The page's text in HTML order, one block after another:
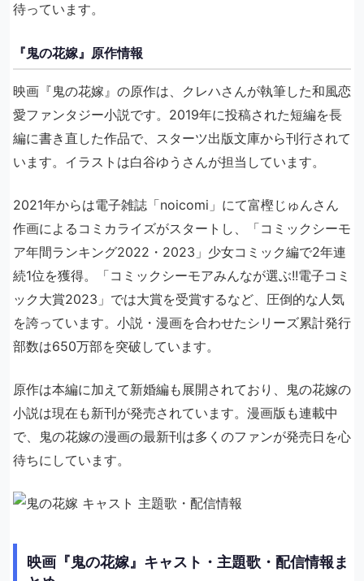
待っています。
『鬼の花嫁』原作情報
映画『鬼の花嫁』の原作は、クレハさんが執筆した和風恋
愛ファンタジー小説です。2019年に投稿された短編を長
編に書き直した作品で、スターツ出版文庫から刊行されて
います。イラストは白谷ゆうさんが担当しています。
2021年からは電子雑誌「noicomi」にて富樫じゅんさん
作画によるコミカライズがスタートし、「コミックシーモ
ア年間ランキング2022・2023」少女コミック編で2年連
続1位を獲得。「コミックシーモアみんなが選ぶ!!電子コミ
ック大賞2023」では大賞を受賞するなど、圧倒的な人気
を誇っています。小説・漫画を合わせたシリーズ累計発行
部数は650万部を突破しています。
原作は本編に加えて新婚編も展開されており、鬼の花嫁の
小説は現在も新刊が発売されています。漫画版も連載中
で、鬼の花嫁の漫画の最新刊は多くのファンが発売日を心
待ちにしています。
映画『鬼の花嫁』キャスト・主題歌・配信情報ま